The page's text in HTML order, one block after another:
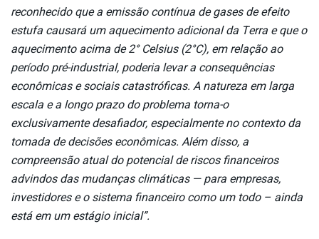
reconhecido que a emissão contínua de gases de efeito
estufa causará um aquecimento adicional da Terra e que o
aquecimento acima de 2° Celsius (2°C), em relação ao
período pré-industrial, poderia levar a consequências
econômicas e sociais catastróficas. A natureza em larga
escala e a longo prazo do problema torna-o
exclusivamente desafiador, especialmente no contexto da
tomada de decisões econômicas. Além disso, a
compreensão atual do potencial de riscos financeiros
advindos das mudanças climáticas — para empresas,
investidores e o sistema financeiro como um todo – ainda
está em um estágio inicial”.